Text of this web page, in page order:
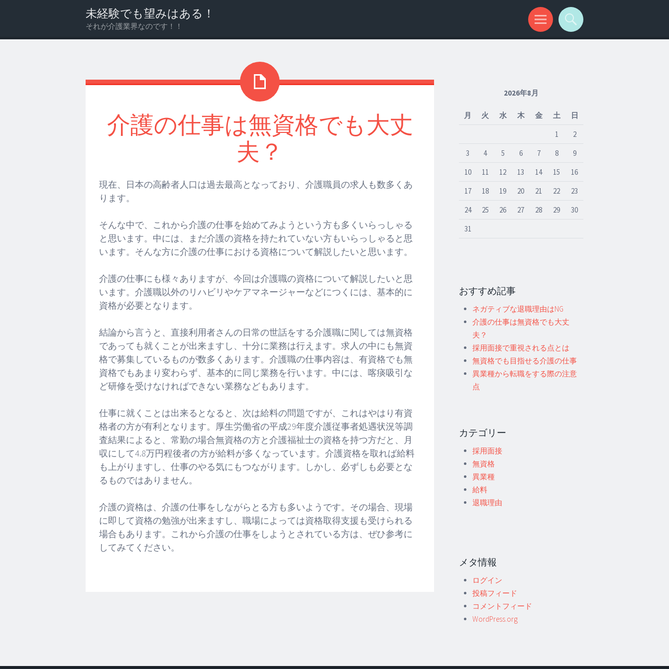
未経験でも望みはある！
それが介護業界なのです！！
メ
検
介護の仕事は無資格でも大丈
夫？
現在、日本の高齢者人口は過去最高となっており、介護職員の求人も数多くあ
ります。
そんな中で、これから介護の仕事を始めてみようという方も多くいらっしゃる
と思います。中には、まだ介護の資格を持たれていない方もいらっしゃると思
います。そんな方に介護の仕事における資格について解説したいと思います。
介護の仕事にも様々ありますが、今回は介護職の資格について解説したいと思
います。介護職以外のリハビリやケアマネージャーなどにつくには、基本的に
資格が必要となります。
結論から言うと、直接利用者さんの日常の世話をする介護職に関しては無資格
であっても就くことが出来ますし、十分に業務は行えます。求人の中にも無資
格で募集しているものが数多くあります。介護職の仕事内容は、有資格でも無
資格でもあまり変わらず、基本的に同じ業務を行います。中には、喀痰吸引な
ど研修を受けなければできない業務などもあります。
仕事に就くことは出来るとなると、次は給料の問題ですが、これはやはり有資
格者の方が有利となります。厚生労働省の平成29年度介護従事者処遇状況等調
査結果によると、常勤の場合無資格の方と介護福祉士の資格を持つ方だと、月
収にして4.8万円程後者の方が給料が多くなっています。介護資格を取れば給料
も上がりますし、仕事のやる気にもつながります。しかし、必ずしも必要とな
るものではありません。
介護の資格は、介護の仕事をしながらとる方も多いようです。その場合、現場
に即して資格の勉強が出来ますし、職場によっては資格取得支援も受けられる
場合もあります。これから介護の仕事をしようとされている方は、ぜひ参考に
してみてください。
2026年8月
月 火 水 木 金 土
日
1
2
3
4 5 6 7 8
9
10
11 12 13 14 15
16
17
18 19 20 21 22
23
24
25 26 27 28 29
30
31
おすすめ記事
ネガティブな退職理由はNG
介護の仕事は無資格でも大丈
夫？
採用面接で重視される点とは
無資格でも目指せる介護の仕事
異業種から転職をする際の注意
点
カテゴリー
採用面接
無資格
異業種
給料
退職理由
メタ情報
ログイン
投稿フィード
コメントフィード
WordPress.org